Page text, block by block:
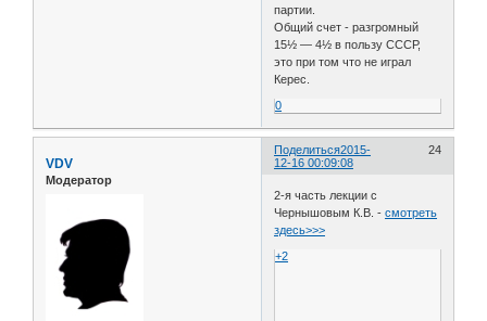
партии.
Общий счет - разгромный
15½ — 4½ в пользу СССР,
это при том что не играл
Керес.
0
Поделиться 24
2015-
12-16 00:09:08
VDV
Модератор
2-я часть лекции с
Чернышовым К.В. -смотреть
здесь>>>
+2